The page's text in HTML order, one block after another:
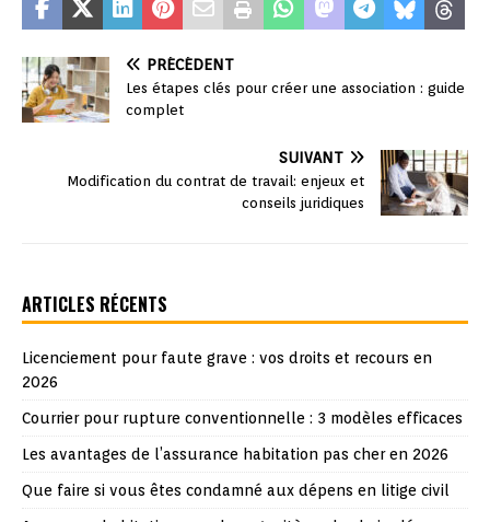
PRÉCÉDENT
Les étapes clés pour créer une association : guide
complet
SUIVANT
Modification du contrat de travail: enjeux et
conseils juridiques
ARTICLES RÉCENTS
Licenciement pour faute grave : vos droits et recours en
2026
Courrier pour rupture conventionnelle : 3 modèles efficaces
Les avantages de l’assurance habitation pas cher en 2026
Que faire si vous êtes condamné aux dépens en litige civil